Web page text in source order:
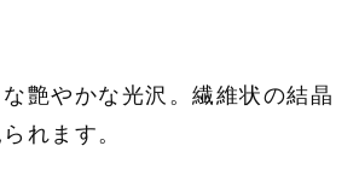
艶やかな光沢。繊維状の結晶
れます。